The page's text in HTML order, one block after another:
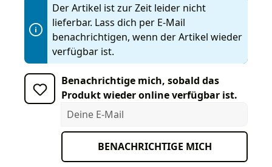
Der Artikel ist zur Zeit leider nicht
lieferbar. Lass dich per E-Mail
benachrichtigen, wenn der Artikel wieder
verfügbar ist.
Benachrichtige mich, sobald das
Produkt wieder online verfügbar ist.
Deine E-Mail
BENACHRICHTIGE MICH